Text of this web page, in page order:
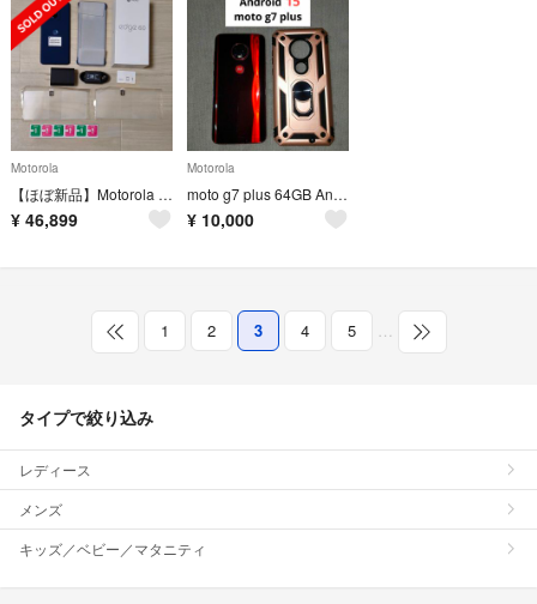
Motorola
【ほぼ新品】Motorola edge 60 12/256GB グローバルROM
¥ 46,899
Motorola
moto g7 plus 64GB Android14 SIMフリー モトローラ
¥ 10,000
1 2 3 4 5
タイプで絞り込み
レディース
メンズ
キッズ／ベビー／マタニティ